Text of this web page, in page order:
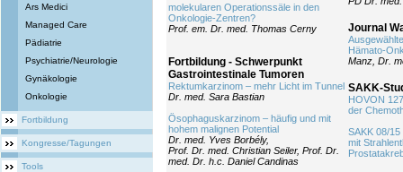
Ars Medici
Managed Care
Pädiatrie
Psychiatrie/Neurologie
Gynäkologie
Onkologie
Fortbildung
Kongresse/Tagungen
Tools
molekularen Operationssäle in den
Onkologie-Zentren?
Prof. em. Dr. med. Thomas Cerny
Fortbildung - Schwerpunkt
Gastrointestinale Tumoren
Rektumkarzinom – mehr Licht im Tunnel
Dr. med. Sara Bastian
Ösophaguskarzinom – häufig und mit
hohem malignen Potential
Dr. med. Yves Borbély,
Prof. Dr. med. Christian Seiler, Prof. Dr.
med. Dr. h.c. Daniel Candinas
Journal
Hämato-
Manz, Dr.
SAKK-
HOVON
der
SAKK 08/
mit